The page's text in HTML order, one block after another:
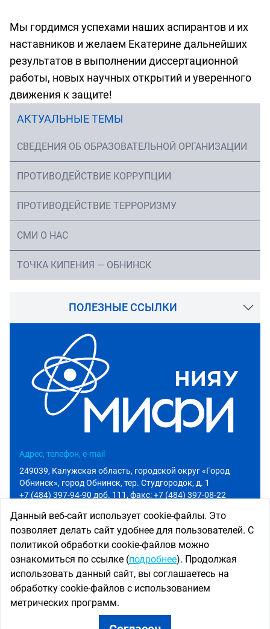
Мы гордимся успехами наших аспирантов и их
наставников и желаем Екатерине дальнейших
результатов в выполнении диссертационной
работы, новых научных открытий и уверенного
движения к защите!
АКТУАЛЬНЫЕ ТЕМЫ
СВЕДЕНИЯ ОБ ОБРАЗОВАТЕЛЬНОЙ ОРГАНИЗАЦИИ
ПРОТИВОДЕЙСТВИЕ КОРРУПЦИИ
ПРОТИВОДЕЙСТВИЕ ТЕРРОРИЗМУ
СМИ О НАС
ТОЧКА КИПЕНИЯ — ОБНИНСК
ПОЛЕЗНЫЕ ССЫЛКИ
Адрес, телефон, e-mail
249039, Калужская область, городской округ «Город
Обнинск», город Обнинск, тер. Студгородок, д. 1
+7 (484) 397-94-90 доб. 111, факс: +7 (484) 397-08-22
Приемная комиссия
Абитуриенту
+7 (484) 397-94-90 доб. 801
priem@iate.obninsk.ru
Использование новостных материалов сайта возможно
только при наличии активной ссылки на
Данный веб-сайт использует cookie-файлы. Это
позволяет делать сайт удобнее для пользователей. С
политикой обработки cookie-файлов можно
ознакомиться по ссылке (подробнее). Продолжая
использовать данный сайт, вы соглашаетесь на
обработку cookie-файлов с использованием
метрических программ.